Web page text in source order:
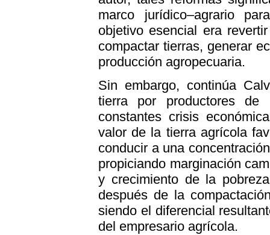
marco jurídico–agrario
objetivo esencial era
compactar tierras, generar
producción agropecuaria.
Sin embargo, continúa
tierra por productores de
constantes crisis
valor de la tierra agrícola
conducir a una
propiciando marginación
y crecimiento de la
después de la
siendo el diferencial
del empresario agrícola.